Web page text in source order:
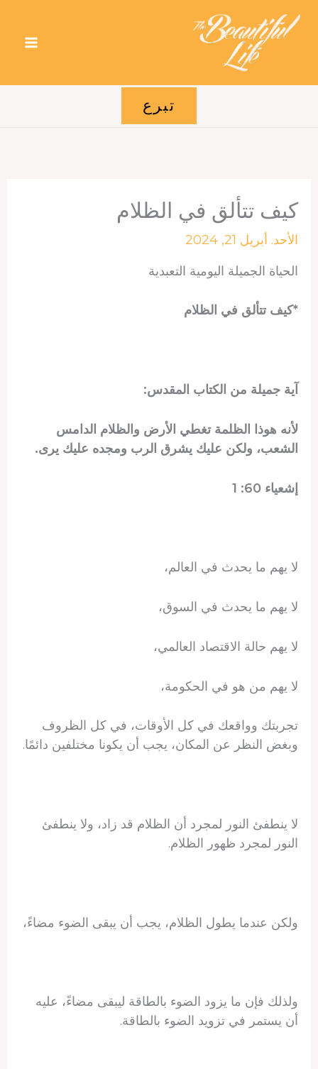
تبرع
كيف تتألق في الظلام
الأحد. أبريل 21, 2024
الحياة الجميلة اليومية التعبدية
*كيف تتألق في الظلام
آية جميلة من الكتاب المقدس:
لأنه هوذا الظلمة تغطي الأرض والظلام الدامس
الشعب، ولكن عليك يشرق الرب ومجده عليك يرى.
إشعياء 60: 1
لا يهم ما يحدث في العالم،
لا يهم ما يحدث في السوق،
لا يهم حالة الاقتصاد العالمي،
لا يهم من هو في الحكومة،
تجربتك وواقعك في كل الأوقات، في كل الظروف
وبغض النظر عن المكان، يجب أن يكونا مختلفين دائمًا.
لا ينطفئ النور لمجرد أن الظلام قد زاد، ولا ينطفئ
النور لمجرد ظهور الظلام.
ولكن عندما يطول الظلام، يجب أن يبقى الضوء مضاءً،
ولذلك فإن ما يزود الضوء بالطاقة ليبقى مضاءً، عليه
أن يستمر في تزويد الضوء بالطاقة.